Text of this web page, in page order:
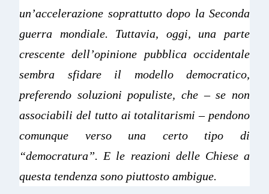
un’accelerazione soprattutto dopo la Seconda
guerra mondiale. Tuttavia, oggi, una parte
crescente dell’opinione pubblica occidentale
sembra sfidare il modello democratico,
preferendo soluzioni populiste, che – se non
associabili del tutto ai totalitarismi – pendono
comunque verso una certo tipo di
“democratura”. E le reazioni delle Chiese a
questa tendenza sono piuttosto ambigue.